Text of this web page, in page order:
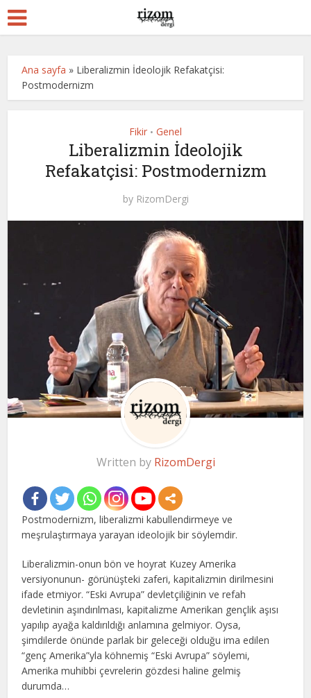
Ana sayfa » Liberalizmin İdeolojik Refakatçisi:
Postmodernizm
Fikir • Genel
Liberalizmin İdeolojik
Refakatçisi: Postmodernizm
by RizomDergi
Written by RizomDergi
Postmodernizm, liberalizmi kabullendirmeye ve
meşrulaştırmaya yarayan ideolojik bir söylemdir.
Liberalizmin-onun bön ve hoyrat Kuzey Amerika
versiyonunun- görünüşteki zaferi, kapitalizmin dirilmesini
ifade etmiyor. “Eski Avrupa” devletçiliğinin ve refah
devletinin aşındırılması, kapitalizme Amerikan gençlik aşısı
yapılıp ayağa kaldırıldığı anlamına gelmiyor. Oysa,
şimdilerde önünde parlak bir geleceği olduğu ima edilen
“genç Amerika”yla köhnemiş “Eski Avrupa” söylemi,
Amerika muhibbi çevrelerin gözdesi haline gelmiş
durumda…